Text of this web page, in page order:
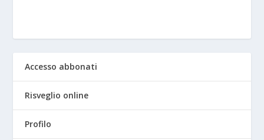
Accesso abbonati
Risveglio online
Profilo